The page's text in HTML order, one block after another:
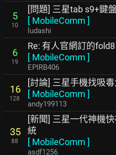
5
10
[問題] 三星tab s9+鍵
[ MobileComm ]
ludashi
6
19
Re: 有人官網訂的
[ MobileComm ]
EPIRB406
16
128
[討論] 三星手機找吸
[ MobileComm ]
andy199113
35
88
[新聞] 三星一代神機
統
[ MobileComm ]
asdf1256